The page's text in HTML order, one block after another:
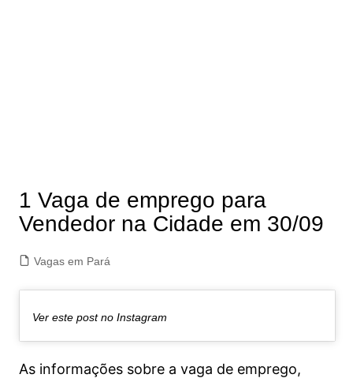
1 Vaga de emprego para
Vendedor na Cidade em 30/09
Vagas em Pará
Ver este post no Instagram
As informações sobre a vaga de emprego,